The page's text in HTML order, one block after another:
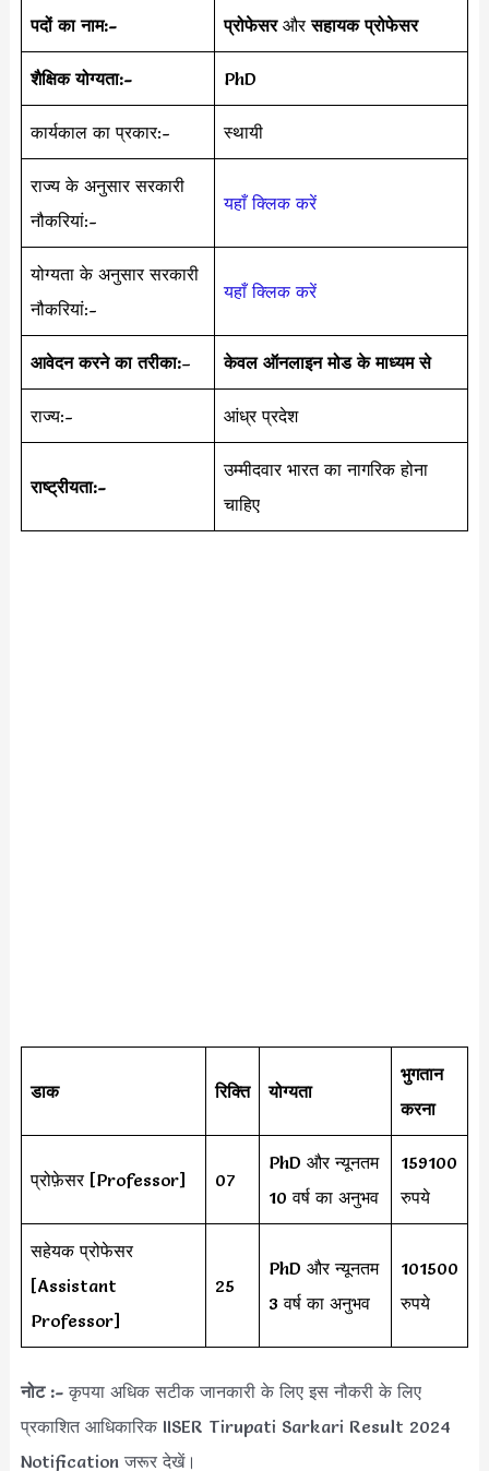
पदों का नाम:- प्रोफेसर औरसहायक प्रोफेसर
शैक्षिक योग्यता:- PhD
कार्यकाल का प्रकार:- स्थायी
राज्य के अनुसार सरकारी
नौकरियां:-
यहाँ क्लिक करें
योग्यता के अनुसार सरकारी
नौकरियां:-
यहाँ क्लिक करें
आवेदन करने का तरीका:– केवल ऑनलाइन मोड के माध्यम से
राज्य:- आंध्र प्रदेश
राष्ट्रीयता:-
उम्मीदवार भारत का नागरिक होना
चाहिए
डाक रिक्ति योग्यता
भुगतान
करना
प्रोफ़ेसर [Professor] 07
PhD और न्यूनतम
10 वर्ष का अनुभव
159100
रुपये
सहेयक प्रोफेसर
[Assistant
Professor]
25
PhD और न्यूनतम
3 वर्ष का अनुभव
101500
रुपये
नोट :-कृपया अधिक सटीक जानकारी के लिए इस नौकरी के लिए
प्रकाशित आधिकारिक IISER Tirupati Sarkari Result 2024
Notification जरूर देखें।